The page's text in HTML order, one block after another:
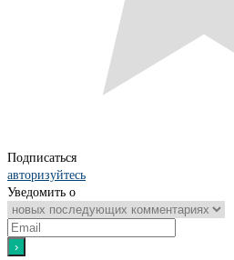
Подписаться
авторизуйтесь
Уведомить о